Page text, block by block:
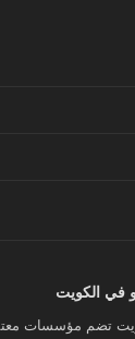
في الكويت